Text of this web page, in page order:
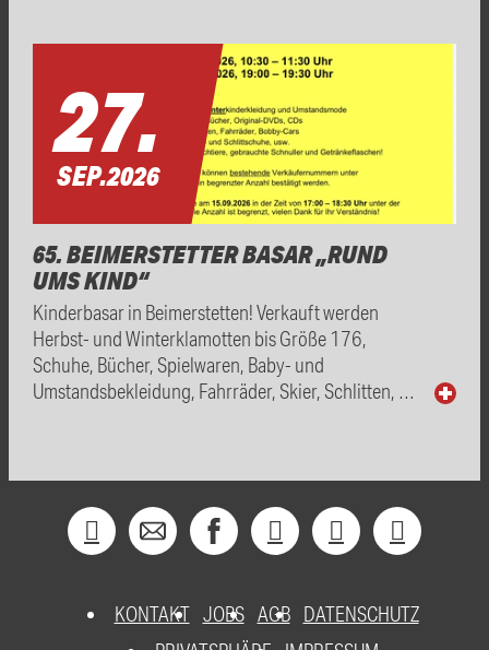
27.
SEP.2026
65. BEIMERSTETTER BASAR „RUND
UMS KIND“
Kinderbasar in Beimerstetten! Verkauft werden
Herbst- und Winterklamotten bis Größe 176,
Schuhe, Bücher, Spielwaren, Baby- und
Umstandsbekleidung, Fahrräder, Skier, Schlitten, …
KONTAKT JOBS AGB DATENSCHUTZ